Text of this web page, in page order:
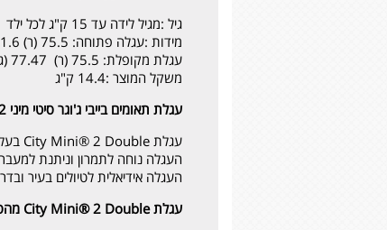
גיל :מגיל לידה עד 15 ק"ג לכל ילד
מידות :עגלה פתוחה: 75.5 (ר) 101.6 (ג) 101.6 (ע) ס"מ |
עגלת מקופלת: 75.5 (ר) 77.47 (ג) 38.7 (ע) ס"מ
משקל המוצר :14.4 ק"ג
עגלת תאומים בייבי ג'וגר סיטי מיני 2 - Baby Jogger City Mini® 2 Double
עגלת City Mini® 2 Double בעלת עיצוב מלוטש וחלק שהופך אותה לזריזה להפליא ומתאימה להרפתקה עם 2 ילדים!
העגלה נוחה לתמרון וניתנת
העגלה אידיאלית לטיולים בעיר
עגלת City Mini® 2 Double מהסדרה האייקונית City Mini® Double בגרסה החדשה עם המאפיינים האהובים ושדרוגים חדשים: